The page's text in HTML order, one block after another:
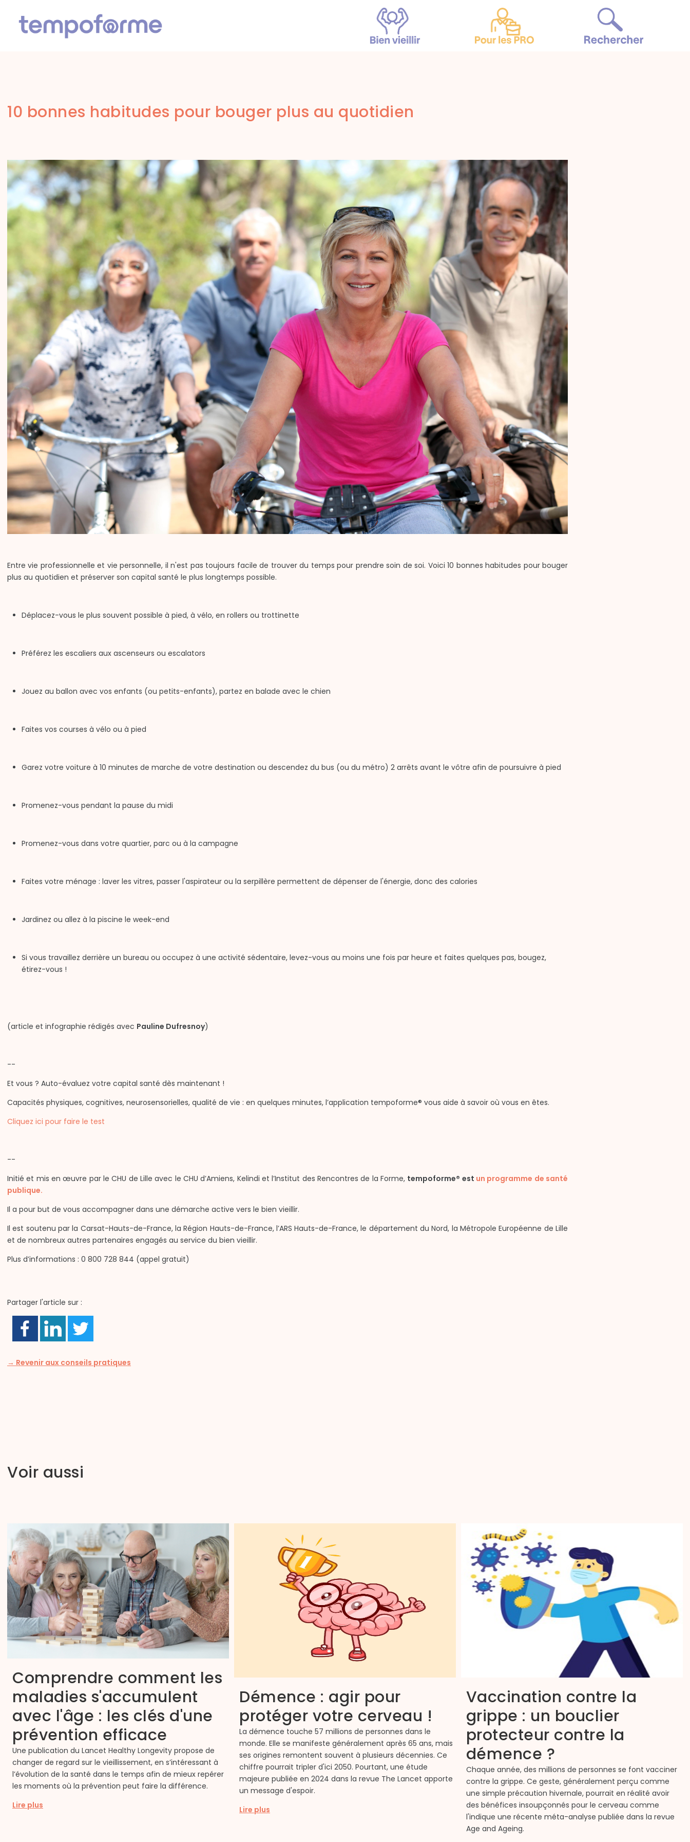
10 bonnes habitudes pour bouger plus au quotidien
Entre vie professionnelle et vie personnelle, il n'est pas toujours facile de trouver du temps pour prendre soin de soi. Voici 10 bonnes habitudes pour bouger
plus au quotidien et préserver son capital santé le plus longtemps possible.
Déplacez-vous le plus souvent possible à pied, à vélo, en rollers ou trottinette
Préférez les escaliers aux ascenseurs ou escalators
Jouez au ballon avec vos enfants (ou petits-enfants), partez en balade avec le chien
Faites vos courses à vélo ou à pied
Garez votre voiture à 10 minutes de marche de votre destination ou descendez du bus (ou du métro) 2 arrêts avant le vôtre afin de poursuivre à pied
Promenez-vous pendant la pause du midi
Promenez-vous dans votre quartier, parc ou à la campagne
Faites votre ménage : laver les vitres, passer l'aspirateur ou la serpillère permettent de dépenser de l'énergie, donc des calories
Jardinez ou allez à la piscine le week-end
Si vous travaillez derrière un bureau ou occupez à une activité sédentaire, levez-vous au moins une fois par heure et faites quelques pas, bougez,
étirez-vous !
(article et infographie rédigés avec Pauline Dufresnoy)
--
Et vous ? Auto-évaluez votre capital santé dès maintenant !
Capacités physiques, cognitives, neurosensorielles, qualité de vie : en quelques minutes, l’application tempoforme® vous aide à savoir où vous en êtes.
Cliquez ici pour faire le test
--
Initié et mis en œuvre par le CHU de Lille avec le CHU d’Amiens, Kelindi et l’Institut des Rencontres de la Forme, tempoforme® est un programme de santé
publique.
Il a pour but de vous accompagner dans une démarche active vers le bien vieillir.
Il est soutenu par la Carsat-Hauts-de-France, la Région Hauts-de-France, l’ARS Hauts-de-France, le département du Nord, la Métropole Européenne de Lille
et de nombreux autres partenaires engagés au service du bien vieillir.
Plus d’informations : 0 800 728 844 (appel gratuit)
Partager l'article sur :
→ Revenir aux conseils pratiques
Voir aussi
Comprendre comment les
maladies s'accumulent
avec l'âge : les clés d'une
prévention efficace
Une publication du Lancet Healthy Longevity propose de
changer de regard sur le vieillissement, en s’intéressant à
l’évolution de la santé dans le temps afin de mieux repérer
les moments où la prévention peut faire la différence.
Lire plus
Démence : agir pour
protéger votre cerveau !
La démence touche 57 millions de personnes dans le
monde. Elle se manifeste généralement après 65 ans, mais
ses origines remontent souvent à plusieurs décennies. Ce
chiffre pourrait tripler d'ici 2050. Pourtant, une étude
majeure publiée en 2024 dans la revue The Lancet apporte
un message d'espoir.
Lire plus
Vaccination contre la
grippe : un bouclier
protecteur contre la
démence ?
Chaque année, des millions de personnes se font vacciner
contre la grippe. Ce geste, généralement perçu comme
une simple précaution hivernale, pourrait en réalité avoir
des bénéfices insoupçonnés pour le cerveau comme
l'indique une récente méta-analyse publiée dans la revue
Age and Ageing.